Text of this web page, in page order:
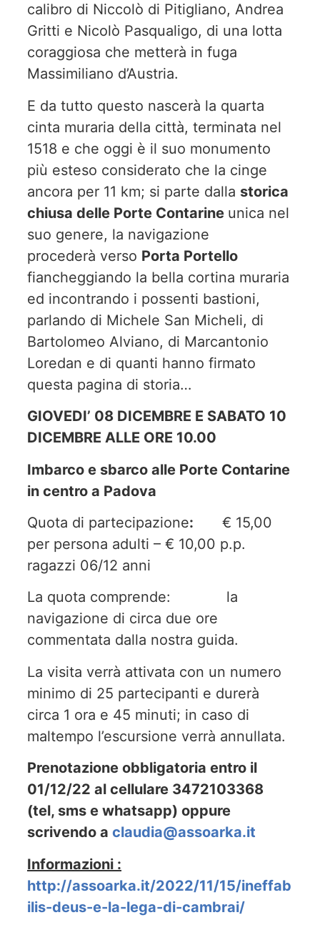
calibro di Niccolò di Pitigliano, Andrea
Gritti e Nicolò Pasqualigo, di una lotta
coraggiosa che metterà in fuga
Massimiliano d’Austria.
E da tutto questo nascerà la quarta
cinta muraria della città, terminata nel
1518 e che oggi è il suo monumento
più esteso considerato che la cinge
ancora per 11 km; si parte dalla storica
chiusa delle Porte Contarine unica nel
suo genere, la navigazione
procederà verso Porta Portello
fiancheggiando la bella cortina muraria
ed incontrando i possenti bastioni,
parlando di Michele San Micheli, di
Bartolomeo Alviano, di Marcantonio
Loredan e di quanti hanno firmato
questa pagina di storia…
GIOVEDI’ 08 DICEMBRE E SABATO 10
DICEMBRE ALLE ORE 10.00
Imbarco e sbarco alle Porte Contarine
in centro a Padova
Quota di partecipazione: € 15,00
per persona adulti – € 10,00 p.p.
ragazzi 06/12 anni
La quota comprende: la
navigazione di circa due ore
commentata dalla nostra guida.
La visita verrà attivata con un numero
minimo di 25 partecipanti e durerà
circa 1 ora e 45 minuti; in caso di
maltempo l’escursione verrà annullata.
Prenotazione obbligatoria entro il
01/12/22 al cellulare 3472103368
(tel, sms e whatsapp) oppure
scrivendo a claudia@assoarka.it
Informazioni :
http://assoarka.it/2022/11/15/ineffab
ilis-deus-e-la-lega-di-cambrai/